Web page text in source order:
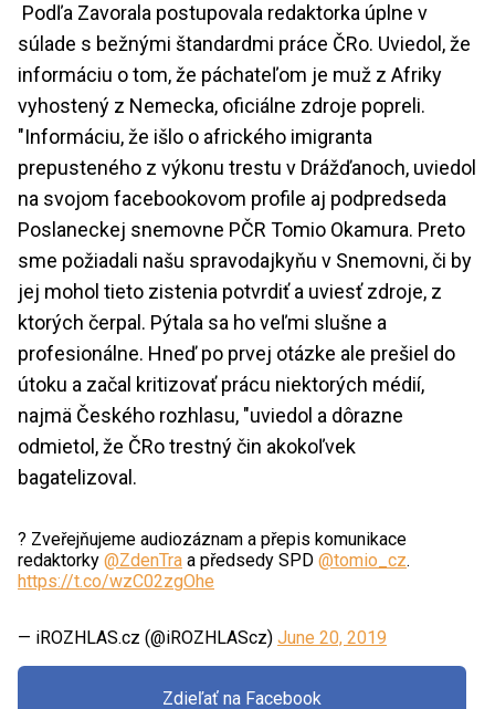
Podľa Zavorala postupovala redaktorka úplne v
súlade s bežnými štandardmi práce ČRo. Uviedol, že
informáciu o tom, že páchateľom je muž z Afriky
vyhostený z Nemecka, oficiálne zdroje popreli.
"Informáciu, že išlo o afrického imigranta
prepusteného z výkonu trestu v Drážďanoch, uviedol
na svojom facebookovom profile aj podpredseda
Poslaneckej snemovne PČR Tomio Okamura. Preto
sme požiadali našu spravodajkyňu v Snemovni, či by
jej mohol tieto zistenia potvrdiť a uviesť zdroje, z
ktorých čerpal. Pýtala sa ho veľmi slušne a
profesionálne. Hneď po prvej otázke ale prešiel do
útoku a začal kritizovať prácu niektorých médií,
najmä Českého rozhlasu, "uviedol a dôrazne
odmietol, že ČRo trestný čin akokoľvek
bagatelizoval.
? Zveřejňujeme audiozáznam a přepis komunikace
redaktorky @ZdenTra a předsedy SPD @tomio_cz.
https://t.co/wzC02zgOhe
— iROZHLAS.cz (@iROZHLAScz) June 20, 2019
Zdieľať na Facebook